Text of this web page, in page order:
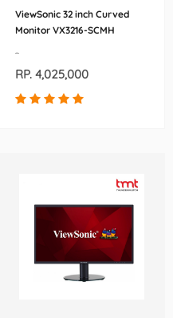
ViewSonic 32 inch Curved
Monitor VX3216-SCMH
-
RP. 4,025,000